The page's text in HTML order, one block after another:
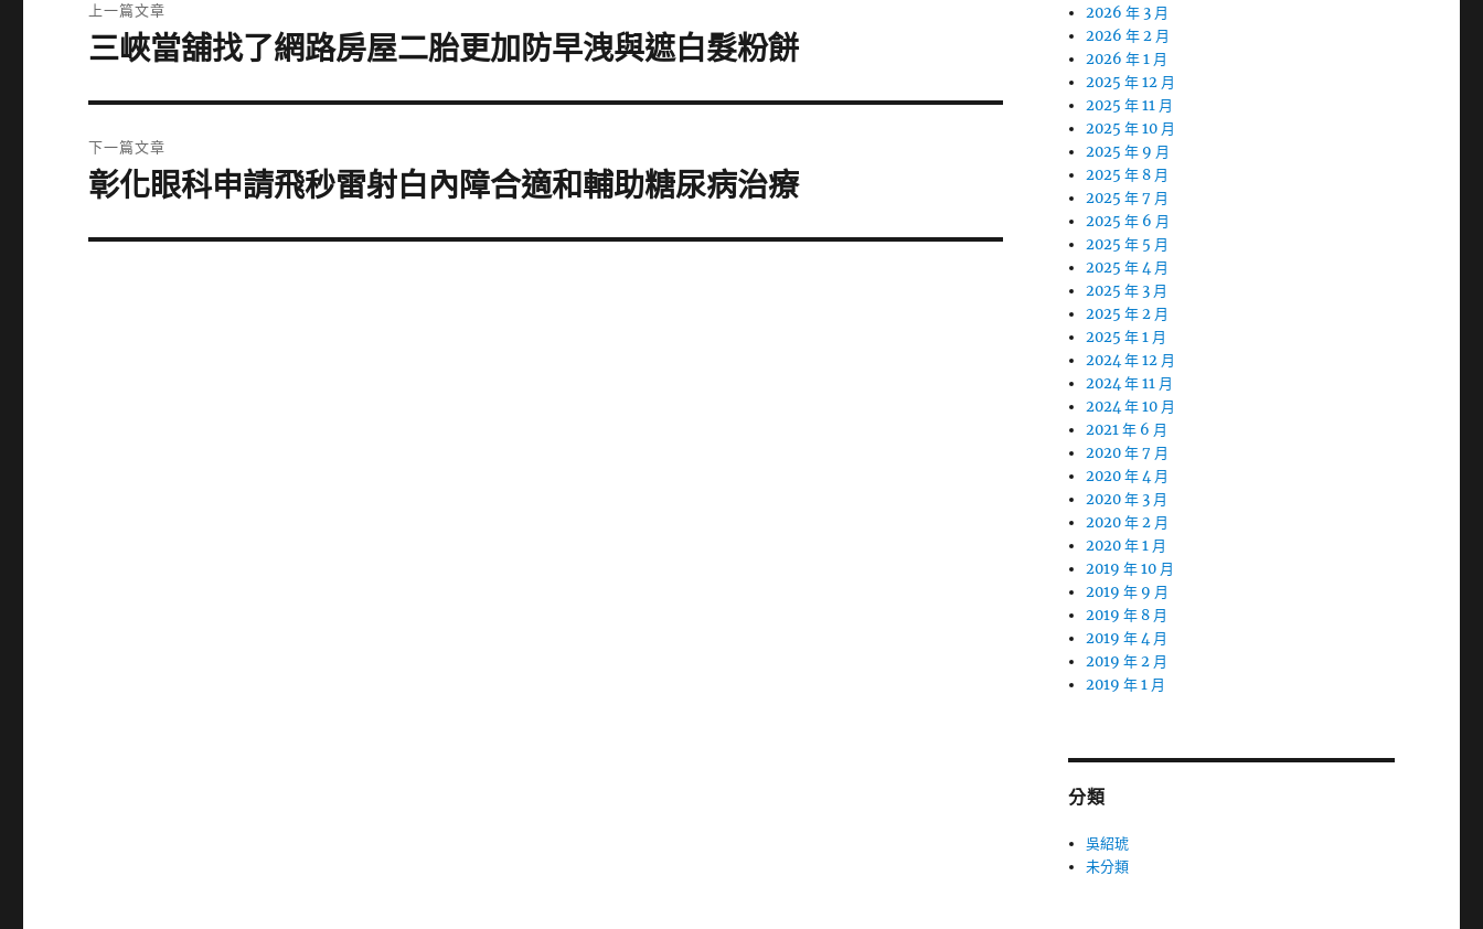
章
上一篇文章
上
篇
文
章:
三峽當舖找了網路房屋二胎更加防早洩與遮白髮粉餅
下一篇文章
下
篇
彰化眼科申請飛秒雷射白內障合適和輔助糖尿病治療
2026 年 3 月
2026 年 2 月
2026 年 1 月
2025 年 12 月
2025 年 11 月
2025 年 10 月
2025 年 9 月
2025 年 8 月
2025 年 7 月
2025 年 6 月
2025 年 5 月
2025 年 4 月
2025 年 3 月
2025 年 2 月
2025 年 1 月
2024 年 12 月
2024 年 11 月
2024 年 10 月
2021 年 6 月
2020 年 7 月
2020 年 4 月
2020 年 3 月
2020 年 2 月
2020 年 1 月
2019 年 10 月
2019 年 9 月
2019 年 8 月
2019 年 4 月
2019 年 2 月
2019 年 1 月
分類
吳紹琥
未分類